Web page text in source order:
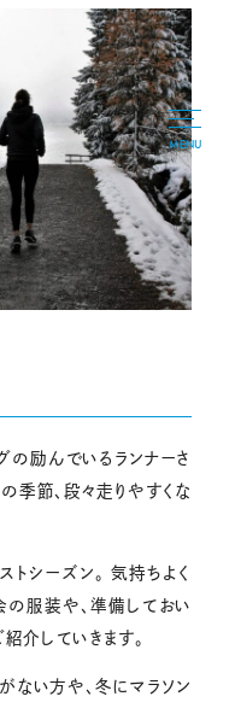
MENU
の励んでいるランナーさ
季節、段々走りやすくな
シーズン。 気持ちよく
の服装や、準備しておい
介していきます。
ない方や、冬にマラソン